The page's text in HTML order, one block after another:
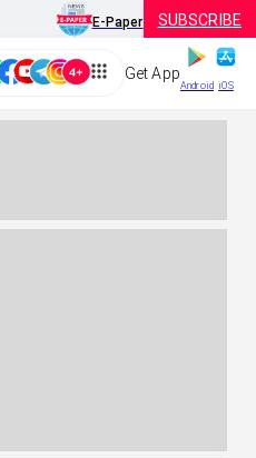
E-Paper SUBSCRIBE
Get App
Android iOS